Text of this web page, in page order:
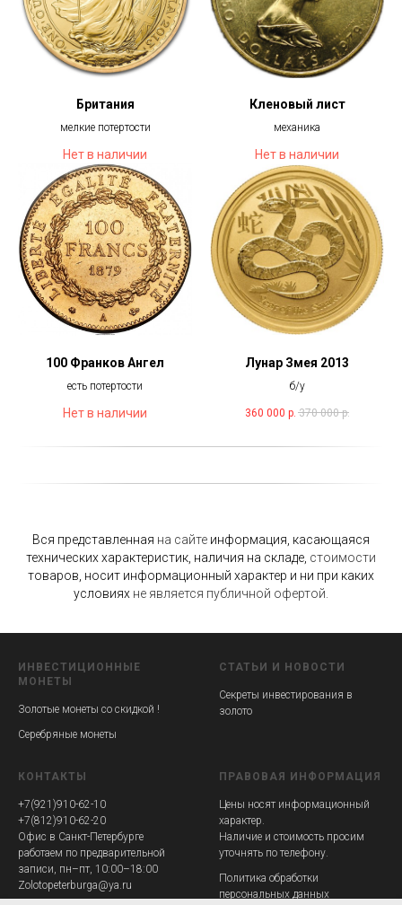
Британия
мелкие потертости
Нет в наличии
Кленовый лист
механика
Нет в наличии
100 Франков Ангел
есть потертости
Нет в наличии
Лунар Змея 2013
б/у
360 000 р. 370 000 р.
Вся представленная на сайте информация, касающаяся
технических характеристик, наличия на складе, стоимости
товаров, носит информационный характер и ни при каких
условиях не является публичной офертой.
ИНВЕСТИЦИОННЫЕ
МОНЕТЫ
Золотые монеты со скидкой !
Серебряные монеты
СТАТЬИ И НОВОСТИ
Секреты инвестирования в
золото
КОНТАКТЫ
+7(921)910-62-10
+7(812)910-62-20
Офис в Санкт-Петербурге
работаем по предварительной
записи, пн–пт, 10:00–18:00
Zolotopeterburga@ya.ru
ПРАВОВАЯ ИНФОРМАЦИЯ
Цены носят информационный
характер.
Наличие и стоимость просим
уточнять по телефону.
Политика обработки
персональных данных